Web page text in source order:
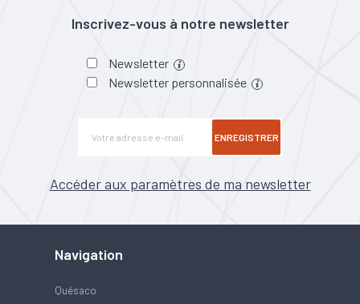
Inscrivez-vous à notre newsletter
Newsletter
Newsletter personnalisée
ENREGISTRER
Accéder aux paramètres de ma newsletter
Navigation
Quésaco